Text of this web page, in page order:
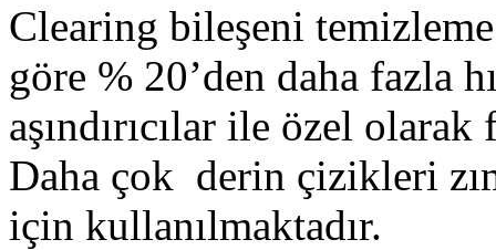
Clearing bileşeni
göre % 20’den daha fazla
aşındırıcılar ile özel
Daha çok derin çizikleri
için kullanılmaktadır.